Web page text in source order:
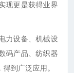
现更是获得业界
设备、机械设
码产品、纺织器
到广泛应用。